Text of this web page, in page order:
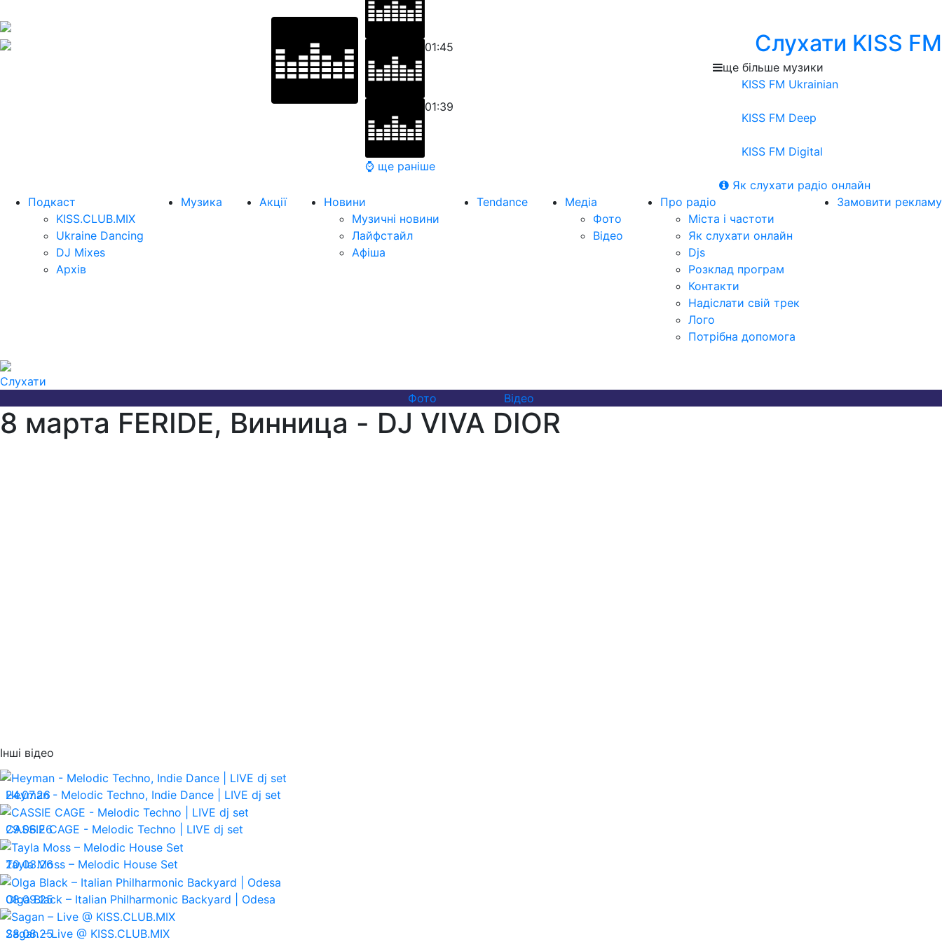
01:45
01:39
⌚ ще раніше
Слухати KISS FM
ще більше музики
KISS FM Ukrainian
KISS FM Deep
KISS FM Digital
Як слухати радіо онлайн
Подкаст
KISS.CLUB.MIX
Ukraine Dancing
DJ Mixes
Архів
Музика Акції
Новини
Музичні новини
Лайфстайл
Афіша
Tendance
Медіа
Фото
Відео
Про радіо
Міста і частоти
Як слухати онлайн
Djs
Розклад програм
Контакти
Надіслати свій трек
Лого
Потрібна допомога
Замовити рекламу
Слухати
Фото
Відео
8 марта FERIDE, Винница - DJ VIVA DIOR
Інші відео
24.07.26
Heyman - Melodic Techno, Indie Dance | LIVE dj set
29.06.26
CASSIE CAGE - Melodic Techno | LIVE dj set
20.03.26
Tayla Moss – Melodic House Set
08.09.25
Olga Black – Italian Philharmonic Backyard | Odesa
28.08.25
Sagan – Live @ KISS.CLUB.MIX